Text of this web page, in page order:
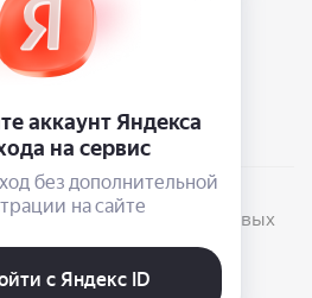
магазин виниловых
пластинок